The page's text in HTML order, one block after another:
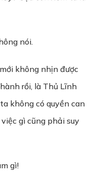
nói.
không nhịn được
rồi, là Thủ Lĩnh
không có quyền can
gì cũng phải suy
gì!